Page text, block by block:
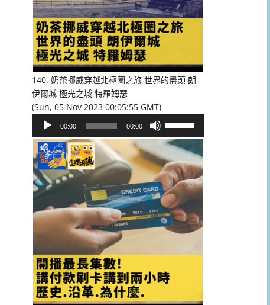
高
或
降
量。
140. 奶茶挪威穿越北極圈之旅 世界的盡頭 朗
伊爾城 極光之城 特羅姆瑟
(Sun, 05 Nov 2023 00:05:55 GMT)
播
放
器
00:00 00:00
向
上/
向
下
鍵
以
提
或
降
低